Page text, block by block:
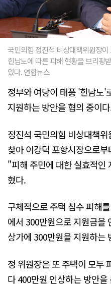
국민의힘 정진석 비상대책위원장
힌남노에 따른 피해 현황을 브리핑
있다. 연합뉴스
정부와 여당이 태풍 '힌남노'
지원하는 방안을 협의 중이
정진석 국민의힘 비상대책
찾아 이강덕 포항시장으로
"피해 주민에 대한 실효적인
혔다.
구체적으로 주택 침수 피해
에서 300만원으로 지원금을
상가에 300만원을 지원하는
정 위원장은 또 주택이 모두
다 400만원 인상하는 방안